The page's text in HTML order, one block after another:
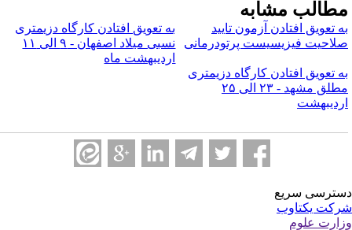
مشابه
تعویق افتادن آزمون تایید
فیزیسیست پرتودرمانی
به تعویق افتادن کارگاه دزیمتری
نسبی میلاد اصفهان - ۹ الی ۱۱
اردیبهشت ماه
تعویق افتادن کارگاه دزیمتری
مطلق مشهد - ۲۳ الی ۲۵
سریع
یکتاوب
علوم